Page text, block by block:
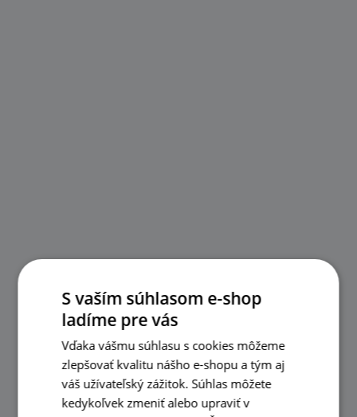
S vaším súhlasom e-shop
ladíme pre vás
Vďaka vášmu súhlasu s cookies môžeme
zlepšovať kvalitu nášho e-shopu a tým aj
váš užívateľský zážitok. Súhlas môžete
kedykoľvek zmeniť alebo upraviť v